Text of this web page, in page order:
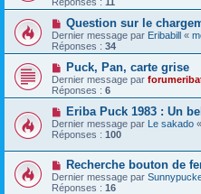
Question sur le
Dernier message par Eribabill «
Réponses : 34
Puck, Pan, carte grise
Dernier message par
Réponses : 6
Eriba Puck 1983 : Un
Dernier message par Le sakado «
Réponses : 100
Recherche bouton de
Dernier message par
Réponses : 16